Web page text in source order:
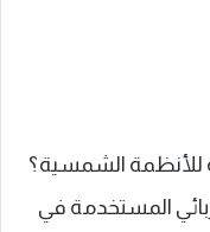
الشمسية؟
المستخدمة في